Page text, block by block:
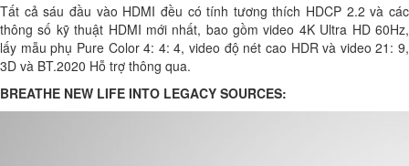
Tất cả sáu đầu vào HDMI đều có tính tương thích HDCP 2.2 và các
thông số kỹ thuật HDMI mới nhất, bao gồm video 4K Ultra HD 60Hz,
lấy mẫu phụ Pure Color 4: 4: 4, video độ nét cao HDR và ​​video 21: 9,
3D và BT.2020 Hỗ trợ thông qua.
BREATHE NEW LIFE INTO LEGACY SOURCES: